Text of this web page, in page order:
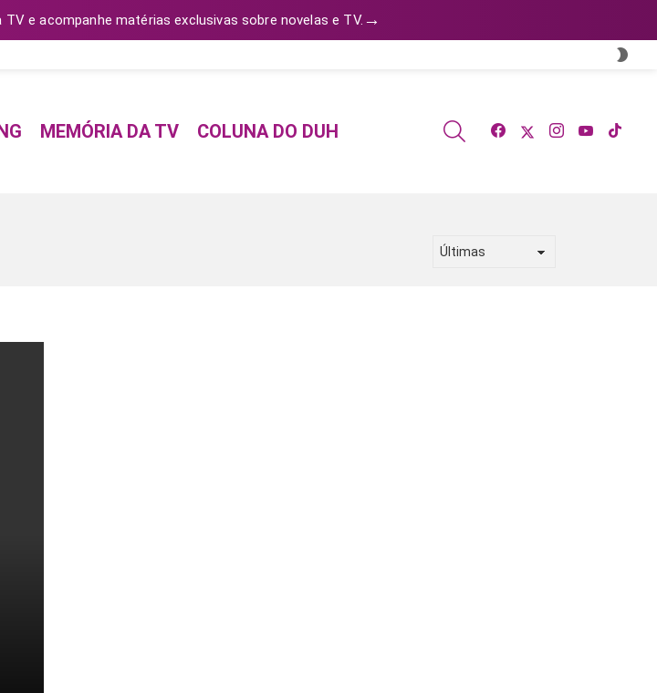
e acompanhe matérias exclusivas sobre novelas e TV. →
MEMÓRIA DA TV COLUNA DO DUH SEARCH facebooktwitterinstagramyoutube